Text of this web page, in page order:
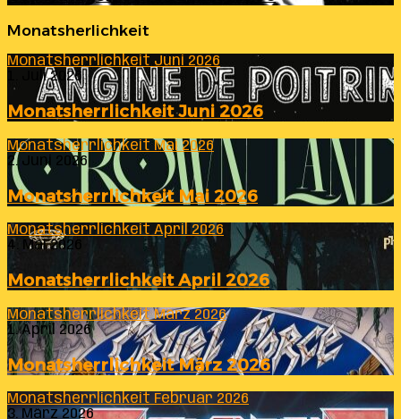
Monatsherlichkeit
Monatsherrlichkeit Juni 2026
1. Juli 2026
Monatsherrlichkeit Juni 2026
Monatsherrlichkeit Mai 2026
2. Juni 2026
Monatsherrlichkeit Mai 2026
Monatsherrlichkeit April 2026
4. Mai 2026
Monatsherrlichkeit April 2026
Monatsherrlichkeit März 2026
1. April 2026
Monatsherrlichkeit März 2026
Monatsherrlichkeit Februar 2026
3. März 2026